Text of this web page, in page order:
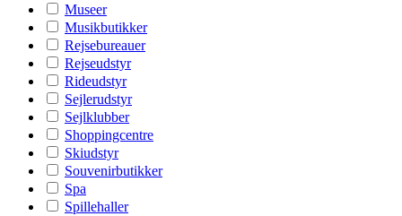
Museer
Musikbutikker
Rejsebureauer
Rejseudstyr
Rideudstyr
Sejlerudstyr
Sejlklubber
Shoppingcentre
Skiudstyr
Souvenirbutikker
Spa
Spillehaller